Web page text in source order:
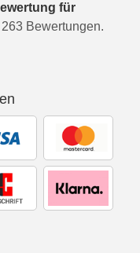
für
263 Bewertungen.